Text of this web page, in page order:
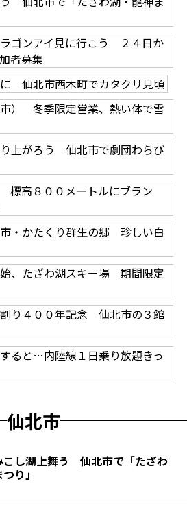
ゴンアイ見に行こう ２４日か
者募集
仙北市西木町でカタクリ見頃
） 冬季限定営業、熱い体で雪
上がろう 仙北市で劇団わらび
標高８００メートルにブラン
・かたくり群生の郷 珍しい白
始、たざわ湖スキー場 期間限定
り４００年記念 仙北市の３館
ると…内陸線１日乗り放題きっ
仙北市
こし湖上舞う 仙北市で「たざわ
り」